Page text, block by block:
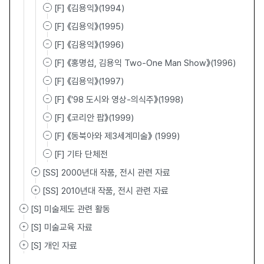
[F] 《김용익》(1994)
[F] 《김용익》(1995)
[F] 《김용익》(1996)
[F] 《홍명섭, 김용익 Two-One Man Show》(1996)
[F] 《김용익》(1997)
[F] 《'98 도시와 영상-의식주》(1998)
[F] 《코리안 팝》(1999)
[F] 《동북아와 제3세계미술》 (1999)
[F] 기타 단체전
[SS] 2000년대 작품, 전시 관련 자료
[SS] 2010년대 작품, 전시 관련 자료
[S] 미술제도 관련 활동
[S] 미술교육 자료
[S] 개인 자료